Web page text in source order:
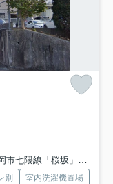
七隈線「桜坂」駅 徒歩22分
別
室内洗濯機置場